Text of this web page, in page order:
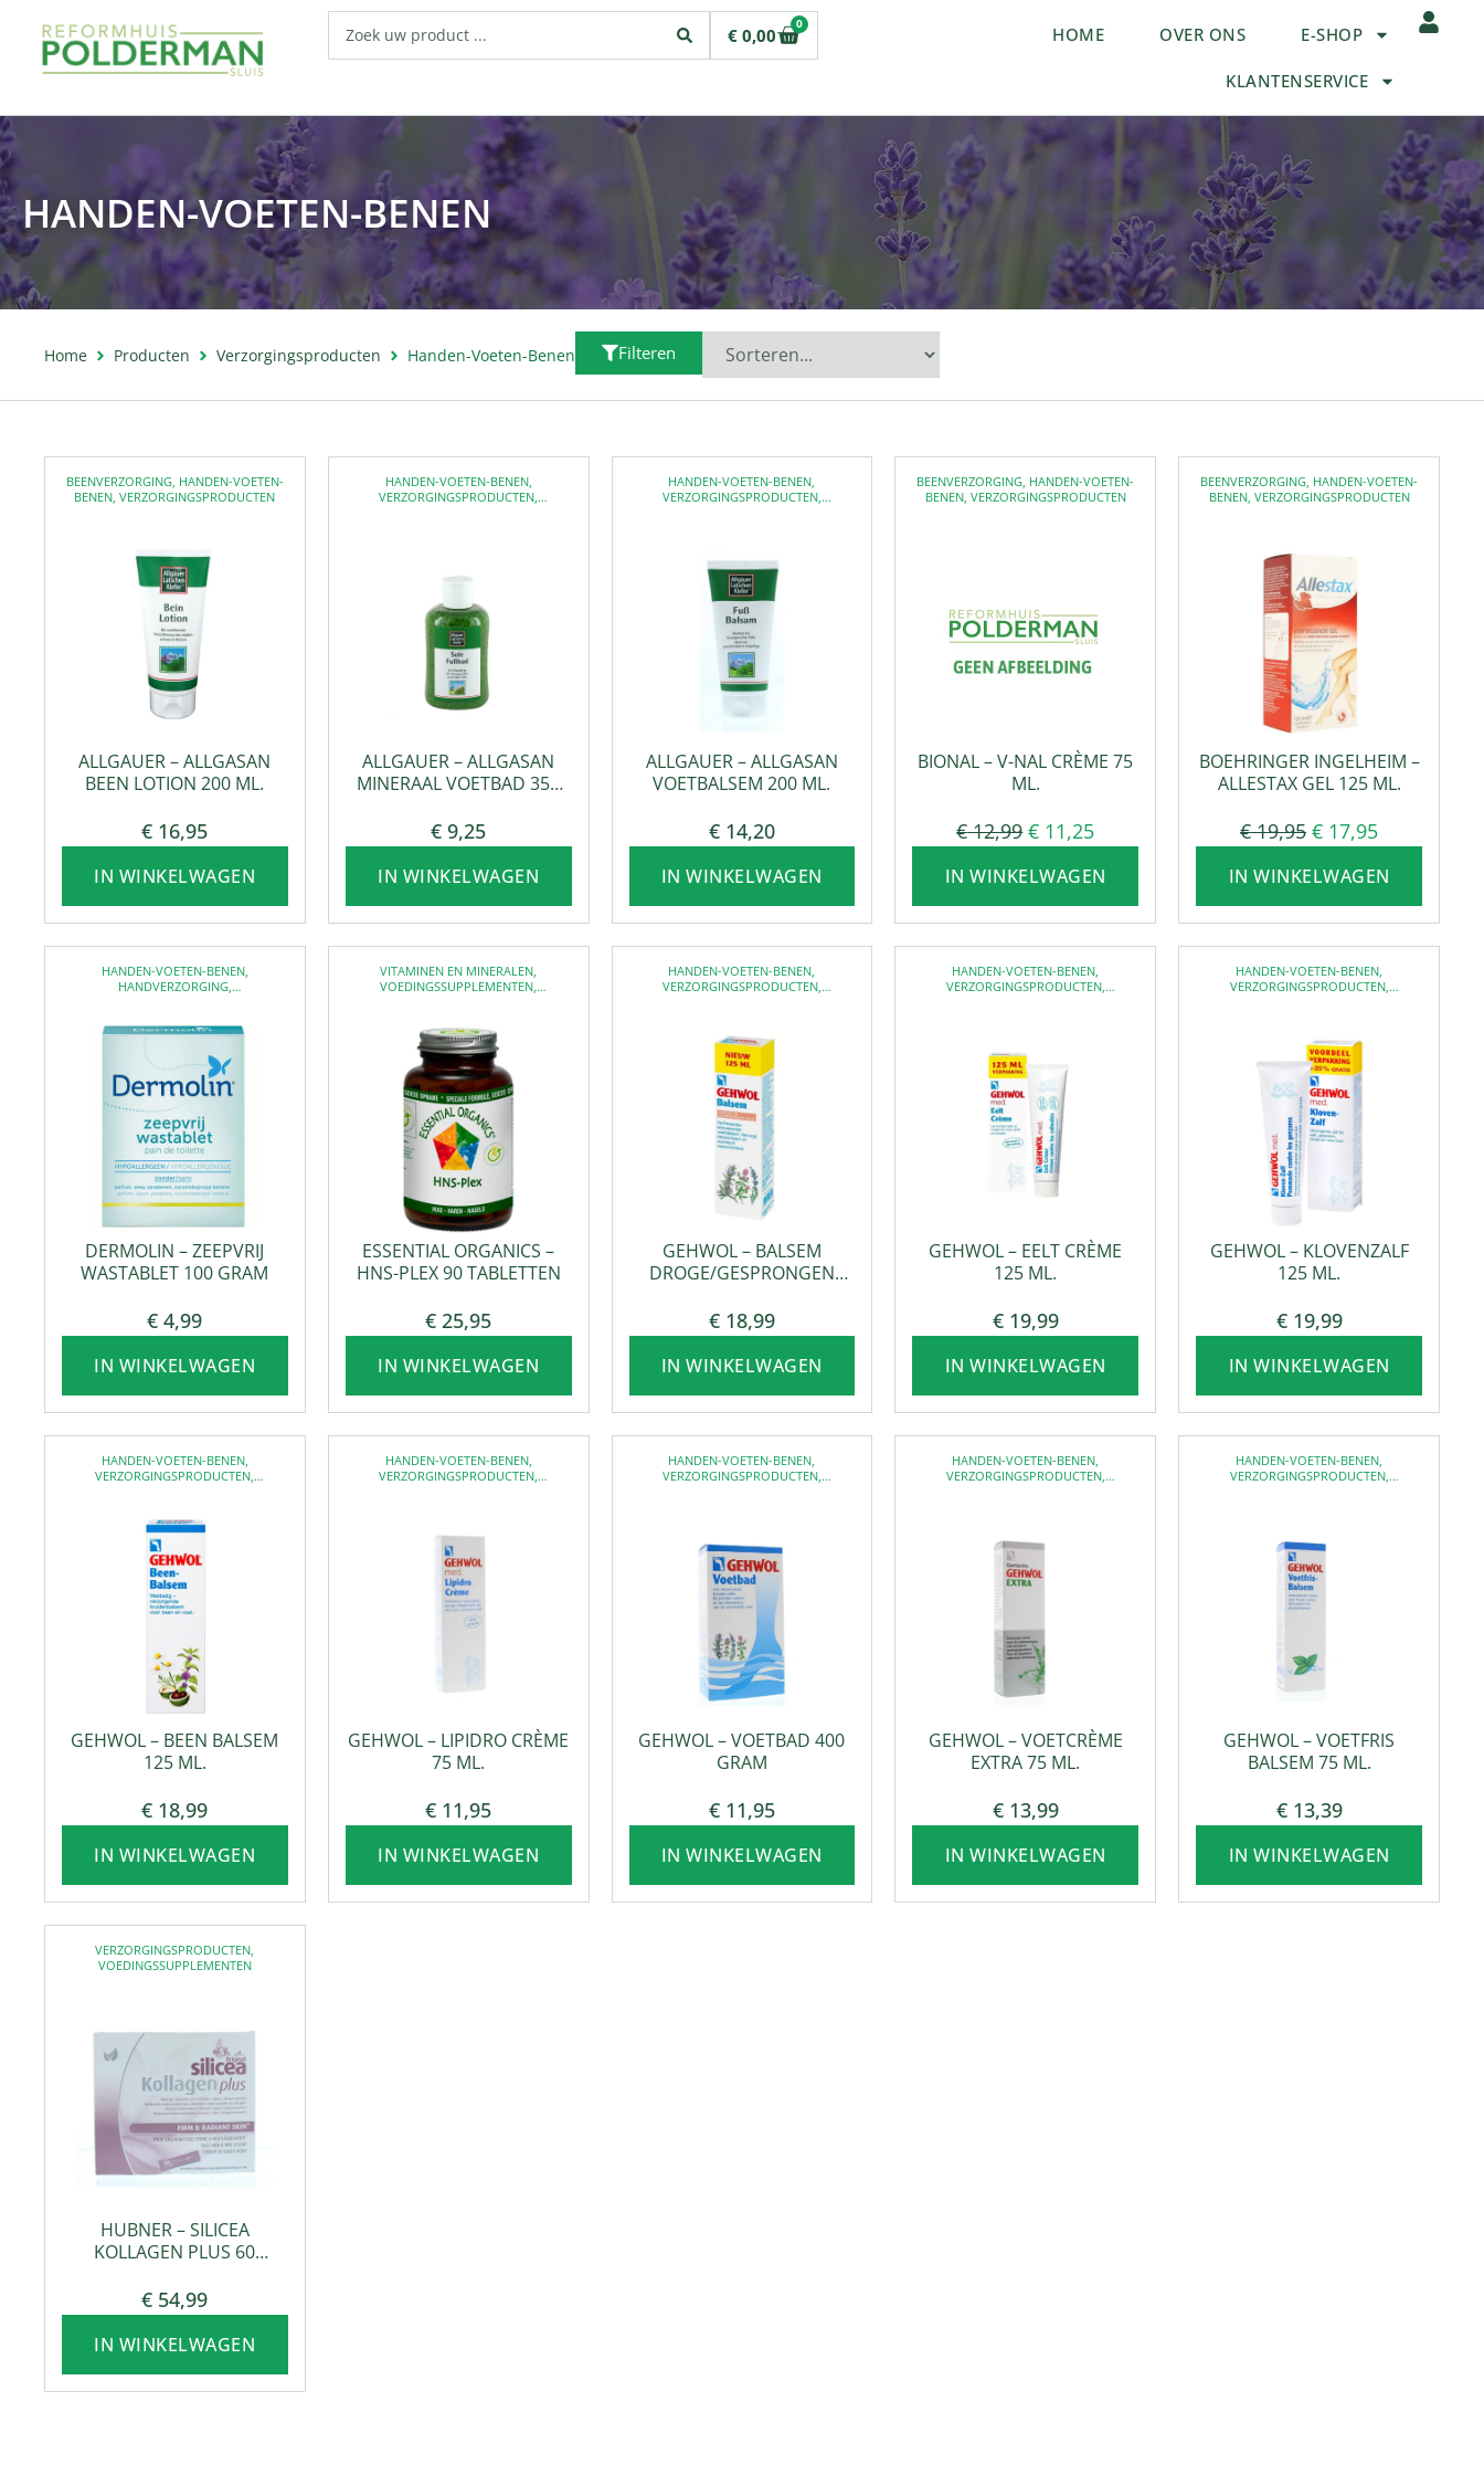
€ 0,00
0 HOME OVER ONS E-SHOP
KLANTENSERVICE
HANDEN-VOETEN-BENEN
Home Producten Verzorgingsproducten Handen-Voeten-Benen Filteren
BEENVERZORGING, HANDEN-VOETEN-
BENEN,VERZORGINGSPRODUCTEN
ALLGAUER – ALLGASAN
BEEN LOTION 200 ML.
€ 16,95
IN WINKELWAGEN
HANDEN-VOETEN-BENEN,
VERZORGINGSPRODUCTEN,
ALLGAUER – ALLGASAN
MINERAAL VOETBAD 350
€ 9,25
IN WINKELWAGEN
HANDEN-VOETEN-BENEN,
VERZORGINGSPRODUCTEN,
ALLGAUER – ALLGASAN
VOETBALSEM 200 ML.
€14,20
IN WINKELWAGEN
BEENVERZORGING, HANDEN-VOETEN-
BENEN, VERZORGINGSPRODUCTEN
BIONAL – V-NAL CRÈME 75
ML.
€12,99 € 11,25
IN WINKELWAGEN
BEENVERZORGING, HANDEN-VOETEN-
BENEN, VERZORGINGSPRODUCTEN
BOEHRINGER INGELHEIM –
ALLESTAX GEL 125 ML.
€19,95 € 17,95
IN WINKELWAGEN
HANDEN-VOETEN-BENEN,
HANDVERZORGING,
DERMOLIN – ZEEPVRIJ
WASTABLET 100 GRAM
€ 4,99
IN WINKELWAGEN
VITAMINEN EN MINERALEN,
VOEDINGSSUPPLEMENTEN,
ESSENTIAL ORGANICS –
HNS-PLEX 90 TABLETTEN
€ 25,95
IN WINKELWAGEN
HANDEN-VOETEN-BENEN,
VERZORGINGSPRODUCTEN,
GEHWOL – BALSEM
DROGE/GESPRONGEN
€18,99
IN WINKELWAGEN
HANDEN-VOETEN-BENEN,
VERZORGINGSPRODUCTEN,
GEHWOL – EELT CRÈME
125 ML.
€19,99
IN WINKELWAGEN
HANDEN-VOETEN-BENEN,
VERZORGINGSPRODUCTEN,
GEHWOL – KLOVENZALF
125 ML.
€19,99
IN WINKELWAGEN
HANDEN-VOETEN-BENEN,
VERZORGINGSPRODUCTEN,
GEHWOL – BEEN BALSEM
125 ML.
€ 18,99
IN WINKELWAGEN
HANDEN-VOETEN-BENEN,
VERZORGINGSPRODUCTEN,
GEHWOL – LIPIDRO CRÈME
75 ML.
€ 11,95
IN WINKELWAGEN
HANDEN-VOETEN-BENEN,
VERZORGINGSPRODUCTEN,
GEHWOL – VOETBAD 400
GRAM
€11,95
IN WINKELWAGEN
HANDEN-VOETEN-BENEN,
VERZORGINGSPRODUCTEN,
GEHWOL – VOETCRÈME
EXTRA 75 ML.
€13,99
IN WINKELWAGEN
HANDEN-VOETEN-BENEN,
VERZORGINGSPRODUCTEN,
GEHWOL – VOETFRIS
BALSEM 75 ML.
€13,39
IN WINKELWAGEN
VERZORGINGSPRODUCTEN,
VOEDINGSSUPPLEMENTEN
HUBNER – SILICEA
KOLLAGEN PLUS 60
€ 54,99
IN WINKELWAGEN